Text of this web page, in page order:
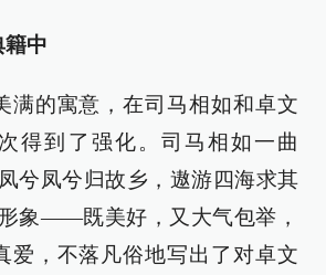
籍中
满的寓意，在司马相如和卓文
得到了强化。司马相如一曲
兮凤兮归故乡，遨游四海求其
象——既美好，又大气包举，
爱，不落凡俗地写出了对卓文